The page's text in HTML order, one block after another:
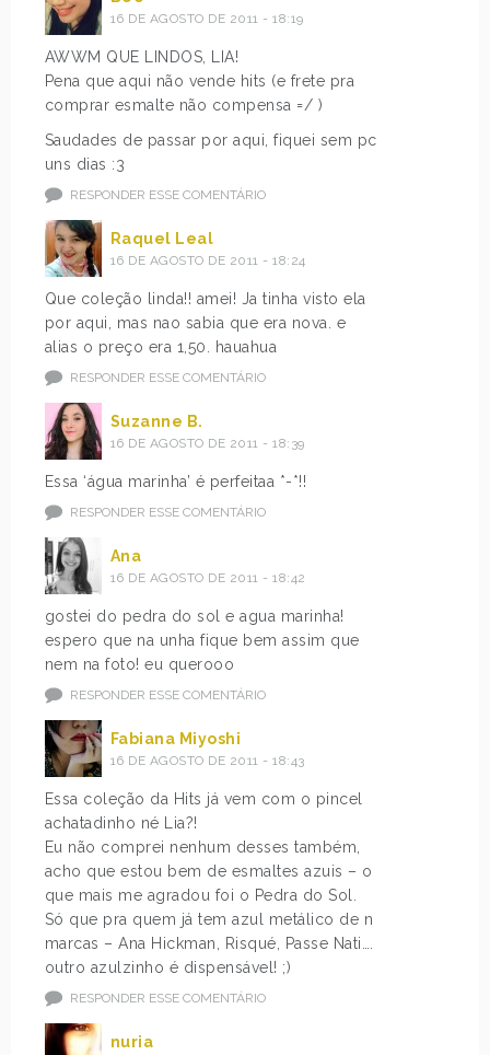
16 DE AGOSTO DE 2011 - 18:19
AWWM QUE LINDOS, LIA!
Pena que aqui não vende hits (e frete pra
comprar esmalte não compensa =/ )
Saudades de passar por aqui, fiquei sem pc
uns dias :3
RESPONDER ESSE COMENTÁRIO
Raquel Leal
16 DE AGOSTO DE 2011 - 18:24
Que coleção linda!! amei! Ja tinha visto ela
por aqui, mas nao sabia que era nova. e
alias o preço era 1,50. hauahua
RESPONDER ESSE COMENTÁRIO
Suzanne B.
16 DE AGOSTO DE 2011 - 18:39
Essa ‘água marinha’ é perfeitaa *-*!!
RESPONDER ESSE COMENTÁRIO
Ana
16 DE AGOSTO DE 2011 - 18:42
gostei do pedra do sol e agua marinha!
espero que na unha fique bem assim que
nem na foto! eu querooo
RESPONDER ESSE COMENTÁRIO
Fabiana Miyoshi
16 DE AGOSTO DE 2011 - 18:43
Essa coleção da Hits já vem com o pincel
achatadinho né Lia?!
Eu não comprei nenhum desses também,
acho que estou bem de esmaltes azuis – o
que mais me agradou foi o Pedra do Sol.
Só que pra quem já tem azul metálico de n
marcas – Ana Hickman, Risqué, Passe Nati….
outro azulzinho é dispensável! ;)
RESPONDER ESSE COMENTÁRIO
nuria